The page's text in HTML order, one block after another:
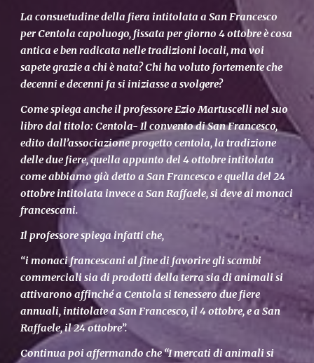
La consuetudine della fiera intitolata a San Francesco
per Centola capoluogo, fissata per giorno 4 ottobre è cosa
antica e ben radicata nelle tradizioni locali, ma voi
sapete grazie a chi è nata? Chi ha voluto fortemente che
decenni e decenni fa si iniziasse a svolgere?
Come spiega anche il professore Ezio Martuscelli nel suo
libro dal titolo: Centola- Il convento di San Francesco,
edito dall’associazione progetto centola, la tradizione
delle due fiere, quella appunto del 4 ottobre intitolata
come abbiamo già detto a San Francesco e quella del 24
ottobre intitolata invece a San Raffaele, si deve ai monaci
francescani.
Il professore spiega infatti che,
“i monaci francescani al fine di favorire gli scambi
commerciali sia di prodotti della terra sia di animali si
attivarono affinché a Centola si tenessero due fiere
annuali, intitolate a San Francesco, il 4 ottobre, e a San
Raffaele, il 24 ottobre”.
Continua poi affermando che “I mercati di animali si